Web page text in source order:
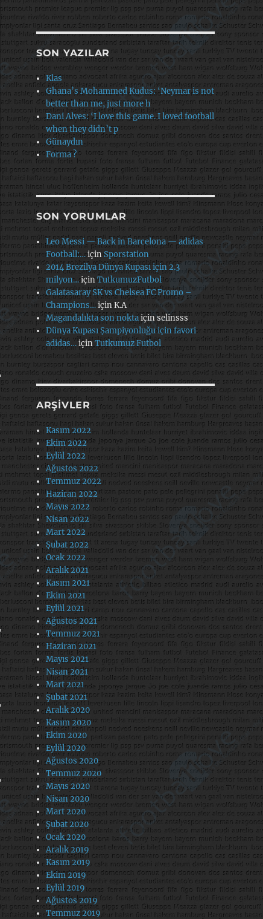
SON YAZILAR
Klas
Ghana’s Mohammed Kudus: ‘Neymar is not
better than me, just more h
Dani Alves: ‘I love this game. I loved football
when they didn’t p
Günaydın
Forma ?
SON YORUMLAR
Leo Messi — Back in Barcelona — adidas
Football:…içinSporstation
2014 Brezilya Dünya Kupası için 2.3
milyon…içinTutkumuzFutbol
Galatasaray SK vs Chelsea FC Promo –
Champions…içinK.A
Magandalıkta son noktaiçinselinsss
Dünya Kupası Şampiyonluğu için favori
adidas…içinTutkumuz Futbol
ARŞIVLER
Kasım 2022
Ekim 2022
Eylül 2022
Ağustos 2022
Temmuz 2022
Haziran 2022
Mayıs 2022
Nisan 2022
Mart 2022
Şubat 2022
Ocak 2022
Aralık 2021
Kasım 2021
Ekim 2021
Eylül 2021
Ağustos 2021
Temmuz 2021
Haziran 2021
Mayıs 2021
Nisan 2021
Mart 2021
Şubat 2021
Aralık 2020
Kasım 2020
Ekim 2020
Eylül 2020
Ağustos 2020
Temmuz 2020
Mayıs 2020
Nisan 2020
Mart 2020
Şubat 2020
Ocak 2020
Aralık 2019
Kasım 2019
Ekim 2019
Eylül 2019
Ağustos 2019
Temmuz 2019